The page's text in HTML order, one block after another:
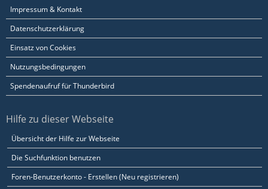
Impressum & Kontakt
Datenschutzerklärung
Einsatz von Cookies
Nutzungsbedingungen
Spendenaufruf für Thunderbird
Hilfe zu dieser Webseite
Übersicht der Hilfe zur Webseite
Die Suchfunktion benutzen
Foren-Benutzerkonto - Erstellen (Neu registrieren)